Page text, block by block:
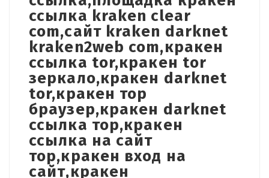
ссылка kraken clear
com,сайт kraken darknet
kraken2web com,кракен
ссылка tor,кракен tor
зеркало,кракен darknet
tor,кракен тор
браузер,кракен darknet
ссылка тор,кракен
ссылка на сайт
тор,кракен вход на
сайт,кракен